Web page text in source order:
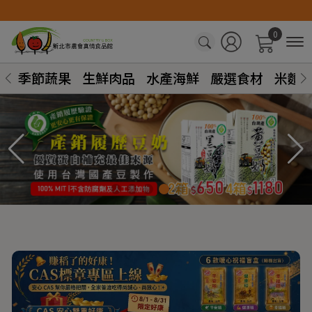
0
季節蔬果 生鮮肉品 水產海鮮 嚴選食材 米麵